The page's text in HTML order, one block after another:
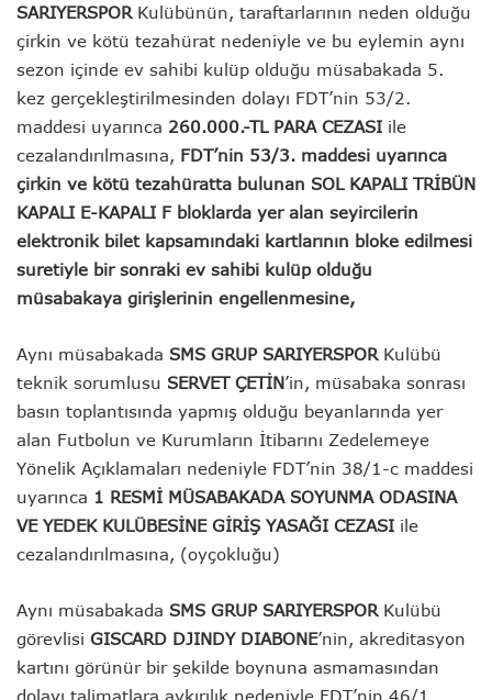
SARIYERSPORKulübünün, taraftarlarının neden olduğu
çirkin ve kötü tezahürat nedeniyle ve bu eylemin aynı
sezon içinde ev sahibi kulüp olduğu müsabakada 5.
kez gerçekleştirilmesinden dolayı FDT’nin 53/2.
maddesi uyarınca 260.000.-TL PARA CEZASI ile
cezalandırılmasına, FDT’nin 53/3. maddesi uyarınca
çirkin ve kötü tezahüratta bulunan SOL KAPALI TRİBÜN
KAPALI E-KAPALI F bloklarda yer alan seyircilerin
elektronik bilet kapsamındaki kartlarının bloke edilmesi
suretiyle bir sonraki ev sahibi kulüp olduğu
müsabakaya girişlerinin engellenmesine,
Aynı müsabakada SMS GRUP SARIYERSPORKulübü
teknik sorumlusu SERVET ÇETİN’in, müsabaka sonrası
basın toplantısında yapmış olduğu beyanlarında yer
alan Futbolun ve Kurumların İtibarını Zedelemeye
Yönelik Açıklamaları nedeniyle FDT’nin 38/1-c maddesi
uyarınca 1 RESMİ MÜSABAKADA SOYUNMA ODASINA
VE YEDEK KULÜBESİNE GİRİŞ YASAĞI CEZASI ile
cezalandırılmasına, (oyçokluğu)
Aynı müsabakada SMS GRUP SARIYERSPORKulübü
görevlisi GISCARD DJINDY DIABONE’nin, akreditasyon
kartını görünür bir şekilde boynuna asmamasından
dolayı talimatlara aykırılık nedeniyle FDT’nin 46/1.